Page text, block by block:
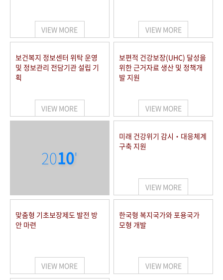
VIEW MORE VIEW MORE
보건복지 정보센터 위탁 운영
및 정보관리 전담기관 설립 기
획
VIEW MORE
보편적 건강보장(UHC) 달성을
위한 근거자료 생산 및 정책개
발 지원
VIEW MORE
2010'
미래 건강위기 감시‧대응체계
구축 지원
VIEW MORE
맞춤형 기초보장제도 발전 방
안 마련
VIEW MORE
한국형 복지국가와 포용국가
모형 개발
VIEW MORE